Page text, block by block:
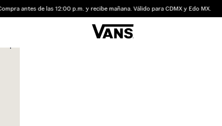
antes de las 12:00 p.m. y recibe mañana. Válido para CDMX y Edo MX.